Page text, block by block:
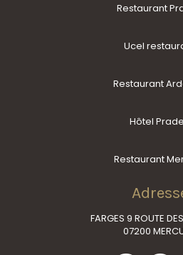
Restaurant
Ucel
Restaurant
Hôtel
Restaurant
FARGES 9 ROUTE
07200